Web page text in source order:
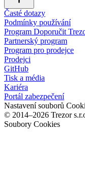
Časté dotazy
Podmínky používání
Program Doporučit
Partnerský program
Program pro prodejce
Prodejci
GitHub
Tisk a média
Kariéra
Portál zabezpečení
Nastavení souborů
© 2014–2026 Trezor
Soubory Cookies